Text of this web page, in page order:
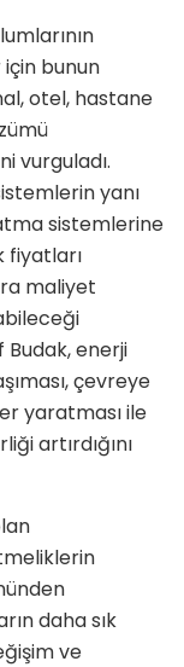
için bunun
otel, hastane
vurguladı.
yanı
sistemlerine
fiyatları
maliyet
Budak, enerji
çevreye
yaratması ile
artırdığını
daha sık
ve